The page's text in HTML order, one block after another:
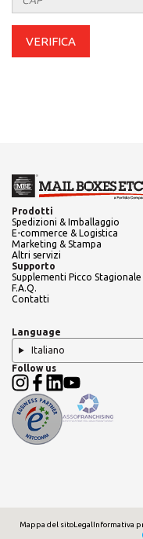
VERIFICA
Prodotti
Spedizioni & Imballaggio
E-commerce & Logistica
Marketing & Stampa
Altri servizi
Supporto
Supplementi Picco Stagionale
F.A.Q.
Contatti
Language
Italiano
Follow us
Mappa del sitoLegalInformativa
Asia/Pacific
ROW
Cerchi
CERCA TRA